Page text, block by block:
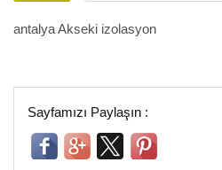
antalya Akseki izolasyon
Sayfamızı Paylaşın :